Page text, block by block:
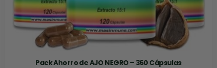
Pack Ahorro de AJO NEGRO – 360 Cápsulas